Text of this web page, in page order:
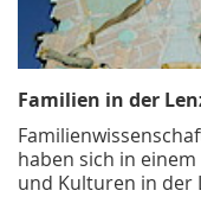
Familien in der
haben sich in
und Kulturen in der